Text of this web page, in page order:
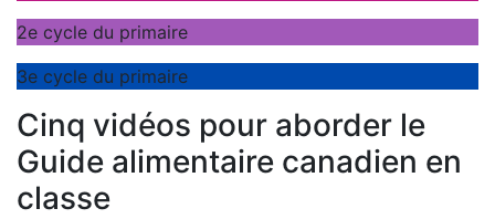
2e cycle du primaire
3e cycle du primaire
Cinq vidéos pour aborder le
Guide alimentaire canadien en
classe